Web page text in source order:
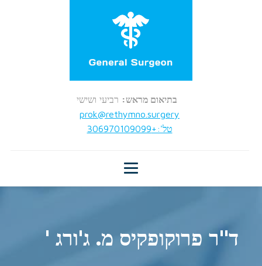
בתיאום מראש: רביעי ושישי
prok@rethymno.surgery
טל':+306970109099
ד"ר פרוקופקיס מ. ג'ורג '